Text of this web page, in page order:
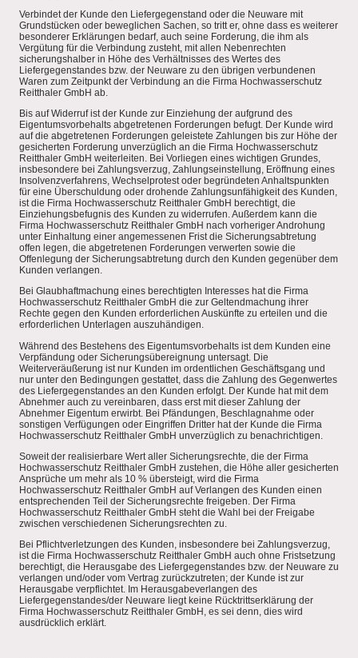
Verbindet der Kunde den Liefergegenstand oder die Neuware mit
Grundstücken oder beweglichen Sachen, so tritt er, ohne dass es weiterer
besonderer Erklärungen bedarf, auch seine Forderung, die ihm als
Vergütung für die Verbindung zusteht, mit allen Nebenrechten
sicherungshalber in Höhe des Verhältnisses des Wertes des
Liefergegenstandes bzw. der Neuware zu den übrigen verbundenen
Waren zum Zeitpunkt der Verbindung an die Firma Hochwasserschutz
Reitthaler GmbH ab.
Bis auf Widerruf ist der Kunde zur Einziehung der aufgrund des
Eigentumsvorbehalts abgetretenen Forderungen befugt. Der Kunde wird
auf die abgetretenen Forderungen geleistete Zahlungen bis zur Höhe der
gesicherten Forderung unverzüglich an die Firma Hochwasserschutz
Reitthaler GmbH weiterleiten. Bei Vorliegen eines wichtigen Grundes,
insbesondere bei Zahlungsverzug, Zahlungseinstellung, Eröffnung eines
Insolvenzverfahrens, Wechselprotest oder begründeten Anhaltspunkten
für eine Überschuldung oder drohende Zahlungsunfähigkeit des Kunden,
ist die Firma Hochwasserschutz Reitthaler GmbH berechtigt, die
Einziehungsbefugnis des Kunden zu widerrufen. Außerdem kann die
Firma Hochwasserschutz Reitthaler GmbH nach vorheriger Androhung
unter Einhaltung einer angemessenen Frist die Sicherungsabtretung
offen legen, die abgetretenen Forderungen verwerten sowie die
Offenlegung der Sicherungsabtretung durch den Kunden gegenüber dem
Kunden verlangen.
Bei Glaubhaftmachung eines berechtigten Interesses hat die Firma
Hochwasserschutz Reitthaler GmbH die zur Geltendmachung ihrer
Rechte gegen den Kunden erforderlichen Auskünfte zu erteilen und die
erforderlichen Unterlagen auszuhändigen.
Während des Bestehens des Eigentumsvorbehalts ist dem Kunden eine
Verpfändung oder Sicherungsübereignung untersagt. Die
Weiterveräußerung ist nur Kunden im ordentlichen Geschäftsgang und
nur unter den Bedingungen gestattet, dass die Zahlung des Gegenwertes
des Liefergegenstandes an den Kunden erfolgt. Der Kunde hat mit dem
Abnehmer auch zu vereinbaren, dass erst mit dieser Zahlung der
Abnehmer Eigentum erwirbt. Bei Pfändungen, Beschlagnahme oder
sonstigen Verfügungen oder Eingriffen Dritter hat der Kunde die Firma
Hochwasserschutz Reitthaler GmbH unverzüglich zu benachrichtigen.
Soweit der realisierbare Wert aller Sicherungsrechte, die der Firma
Hochwasserschutz Reitthaler GmbH zustehen, die Höhe aller gesicherten
Ansprüche um mehr als 10 % übersteigt, wird die Firma
Hochwasserschutz Reitthaler GmbH auf Verlangen des Kunden einen
entsprechenden Teil der Sicherungsrechte freigeben. Der Firma
Hochwasserschutz Reitthaler GmbH steht die Wahl bei der Freigabe
zwischen verschiedenen Sicherungsrechten zu.
Bei Pflichtverletzungen des Kunden, insbesondere bei Zahlungsverzug,
ist die Firma Hochwasserschutz Reitthaler GmbH auch ohne Fristsetzung
berechtigt, die Herausgabe des Liefergegenstandes bzw. der Neuware zu
verlangen und/oder vom Vertrag zurückzutreten; der Kunde ist zur
Herausgabe verpflichtet. Im Herausgabeverlangen des
Liefergegenstandes/der Neuware liegt keine Rücktrittserklärung der
Firma Hochwasserschutz Reitthaler GmbH, es sei denn, dies wird
ausdrücklich erklärt.